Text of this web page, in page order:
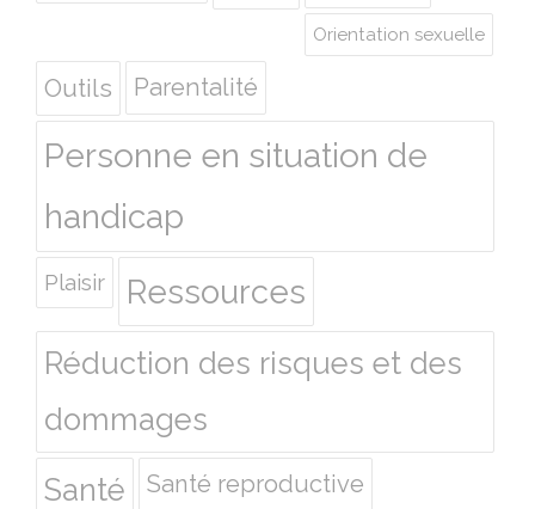
Orientation sexuelle
Outils Parentalité
Personne en situation de
handicap
Plaisir Ressources
Réduction des risques et des
dommages
Santé
Santé reproductive